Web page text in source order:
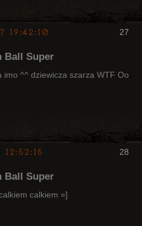
27
19:42:10
Ball Super
imo ^^ dziewicza szarza WTF Oo
28
Ball Super
calkiem =]